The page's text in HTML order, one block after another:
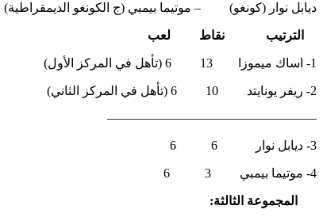
ديابل نوار (كونغو) – موتيما بيمبي (ج الكونغو الديمقراطية) 0-0
الترتيب نقاط لعب
1- اساك ميموزا 13 6 (تأهل في المركز الأول)
2- ريفر يونايتد 10 6 (تأهل في المركز الثاني)
————————————————–
3- ديابل نوار 6 6
4- موتيما بيمبي 3 6
المجموعة الثالثة: